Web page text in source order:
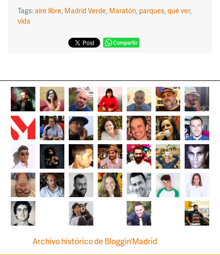
Tags:aire libre Madrid Verde Maratón parques qué ver,
vida
Compartir
Archivo histórico de Bloggin’Madrid